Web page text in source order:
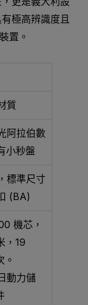
極高辨識度且
置。
質
阿拉伯數
小秒盤
標準尺寸
(BA)
機芯，
，19
動力儲